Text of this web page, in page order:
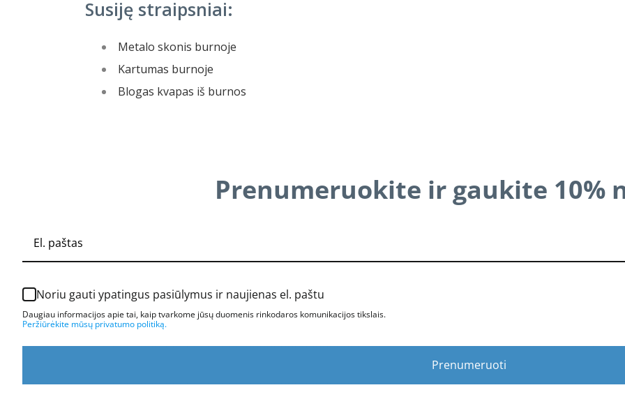
Susiję straipsniai:
Metalo skonis burnoje
Kartumas burnoje
Blogas kvapas iš burnos
Prenumeruokite ir gaukite 10%
Noriu gauti ypatingus pasiūlymus ir naujienas el. paštu
Daugiau informacijos apie tai, kaip tvarkome jūsų duomenis rinkodaros komunikacijos tikslais.
Peržiūrėkite mūsų privatumo politiką.
Prenumeruoti